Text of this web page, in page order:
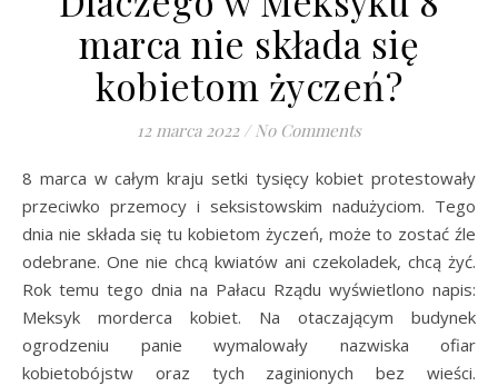
marca nie składa się
kobietom życzeń?
12 marca 2022 / No Comments
8 marca w całym kraju setki tysięcy kobiet protestowały
przeciwko przemocy i seksistowskim nadużyciom. Tego
dnia nie składa się tu kobietom życzeń, może to zostać źle
odebrane. One nie chcą kwiatów ani czekoladek, chcą żyć.
Rok temu tego dnia na Pałacu Rządu wyświetlono napis:
Meksyk morderca kobiet. Na otaczającym budynek
ogrodzeniu panie wymalowały nazwiska ofiar
kobietobójstw oraz tych zaginionych bez wieści.